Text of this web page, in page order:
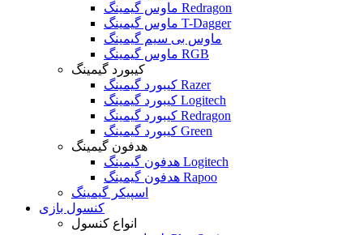
ماوس گیمینگ Redragon
ماوس گیمینگ T-Dagger
ماوس بی سیم گیمینگ
ماوس گیمینگ RGB
کیبورد گیمینگ
کیبورد گیمینگ Razer
کیبورد گیمینگ Logitech
کیبورد گیمینگ Redragon
کیبورد گیمینگ Green
هدفون گیمینگ
هدفون گیمینگ Logitech
هدفون گیمینگ Rapoo
اسپیکر گیمینگ
کنسول بازی
انواع کنسول